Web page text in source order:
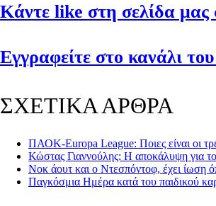
Κάντε like στη σελίδα μας
Εγγραφείτε στο κανάλι
ΣΧΕΤΙΚΑ ΑΡΘΡΑ
ΠΑΟΚ-Europa League: Ποιες είναι οι
Κώστας Γιαννούλης: Η αποκάλυψη για
Νοκ άουτ και ο Ντεσπόντοφ, έχει ίωση
Παγκόσμια Ημέρα κατά του παιδικού